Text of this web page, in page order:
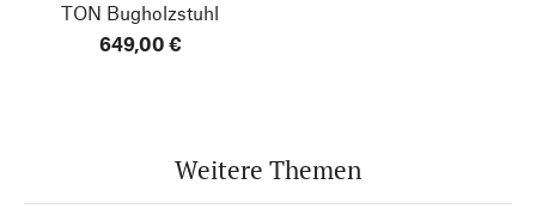
TON Bugholzstuhl
649,00 €
Weitere Themen